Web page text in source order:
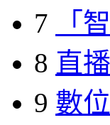
7
「
8 直
9 數